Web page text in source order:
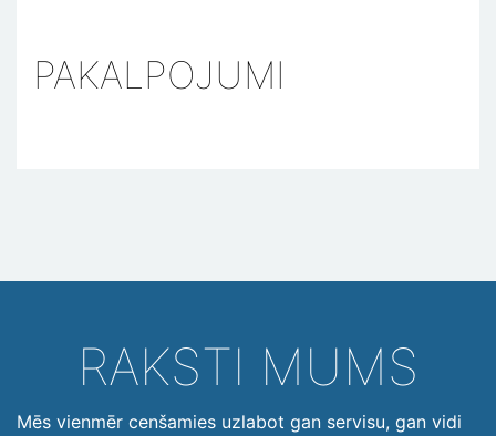
PAKALPOJUMI
RAKSTI MUMS
Mēs vienmēr cenšamies uzlabot gan servisu, gan vidi